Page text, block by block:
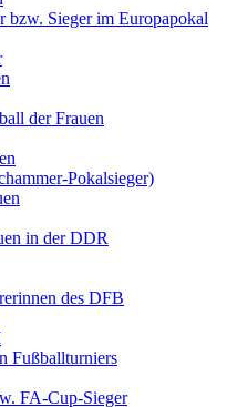
bzw. Sieger im Europapokal
der Frauen
Pokalsieger)
in der DDR
des DFB
Fußballturniers
FA-Cup-Sieger